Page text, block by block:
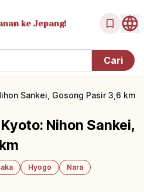
ke Jepang!
Sankei, Gosong Pasir 3,6 km
Nihon Sankei,
Hyogo
Nara